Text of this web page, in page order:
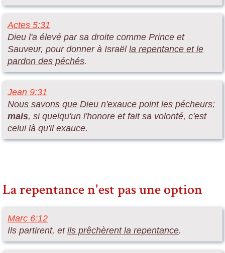
Actes 5:31
Dieu l'a élevé par sa droite comme Prince et
Sauveur, pour donner à Israël la repentance et le
pardon des péchés.
Jean 9:31
Nous savons que Dieu n'exauce point les pécheurs;
mais, si quelqu'un l'honore et fait sa volonté, c'est
celui là qu'il exauce.
La repentance n'est pas une option
Marc 6:12
Ils partirent, et ils prêchèrent la repentance.